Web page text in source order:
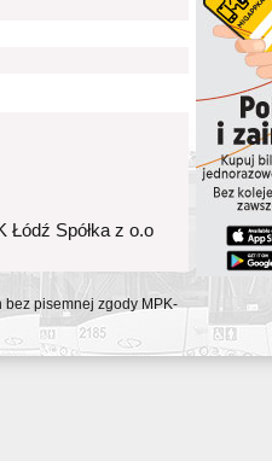
Łódź Spółka z o.o
pisemnej zgody MPK-